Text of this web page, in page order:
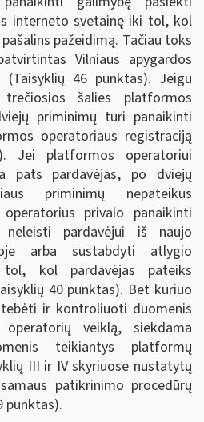
interneto svetainę iki tol, kol
pažeidimą. Tačiau toks
Vilniaus apygardos
46 punktas). Jeigu
šalies platformos
priminimų turi panaikinti
operatoriaus registraciją
Jei platformos operatoriui
pats pardavėjas, po dviejų
priminimų nepateikus
privalo panaikinti
pardavėjui iš naujo
arba sustabdyti atlygio
tol, kol pardavėjas pateiks
40 punktas). Bet kuriuo
ir kontroliuoti duomenis
veiklą, siekdama
teikiantys platformų
III ir IV skyriuose nustatytų
patikrinimo procedūrų
punktas).